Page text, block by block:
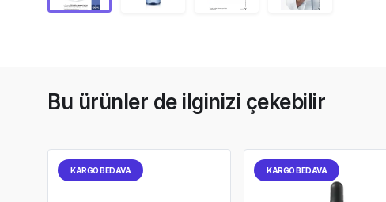
Bu ürünler de ilginizi çekebilir
KARGO BEDAVA KARGO BEDAVA